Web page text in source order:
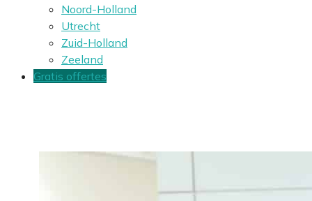
Noord-Holland
Utrecht
Zuid-Holland
Zeeland
Gratis offertes